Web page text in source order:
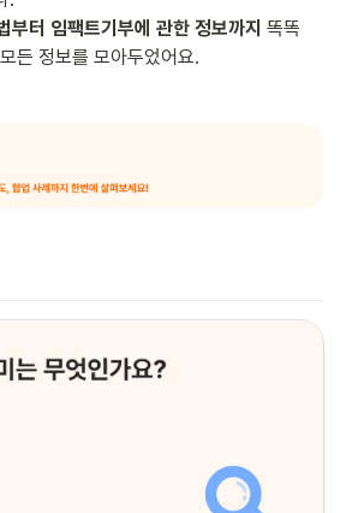
부터 임팩트기부에 관한 정보까지 똑똑
든 정보를 모아두었어요.